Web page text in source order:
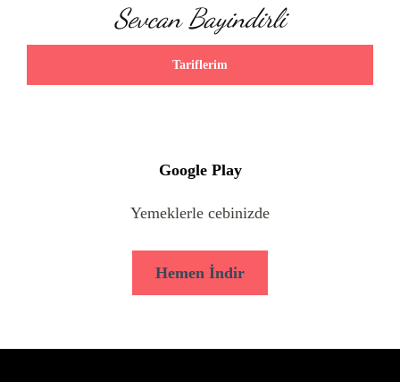
Sevcan Bayindirli
Tariflerim
Google Play
Yemeklerle cebinizde
Hemen İndir